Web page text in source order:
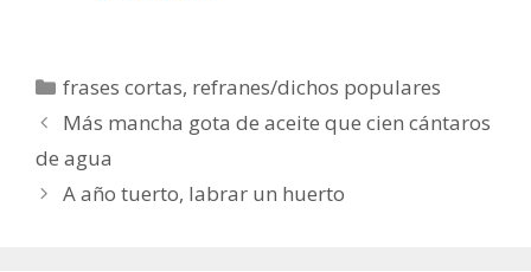
Categorías
frases cortas, refranes/dichos populares
Más mancha gota de aceite que cien cántaros
de agua
A año tuerto, labrar un huerto